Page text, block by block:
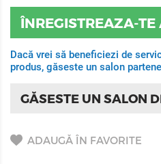
ÎNREGISTREAZA-TE
Dacă vrei să beneficiezi de
produs, găseste un salon
GĂSESTE UN SALON
ADAUGĂ ÎN FAVORITE